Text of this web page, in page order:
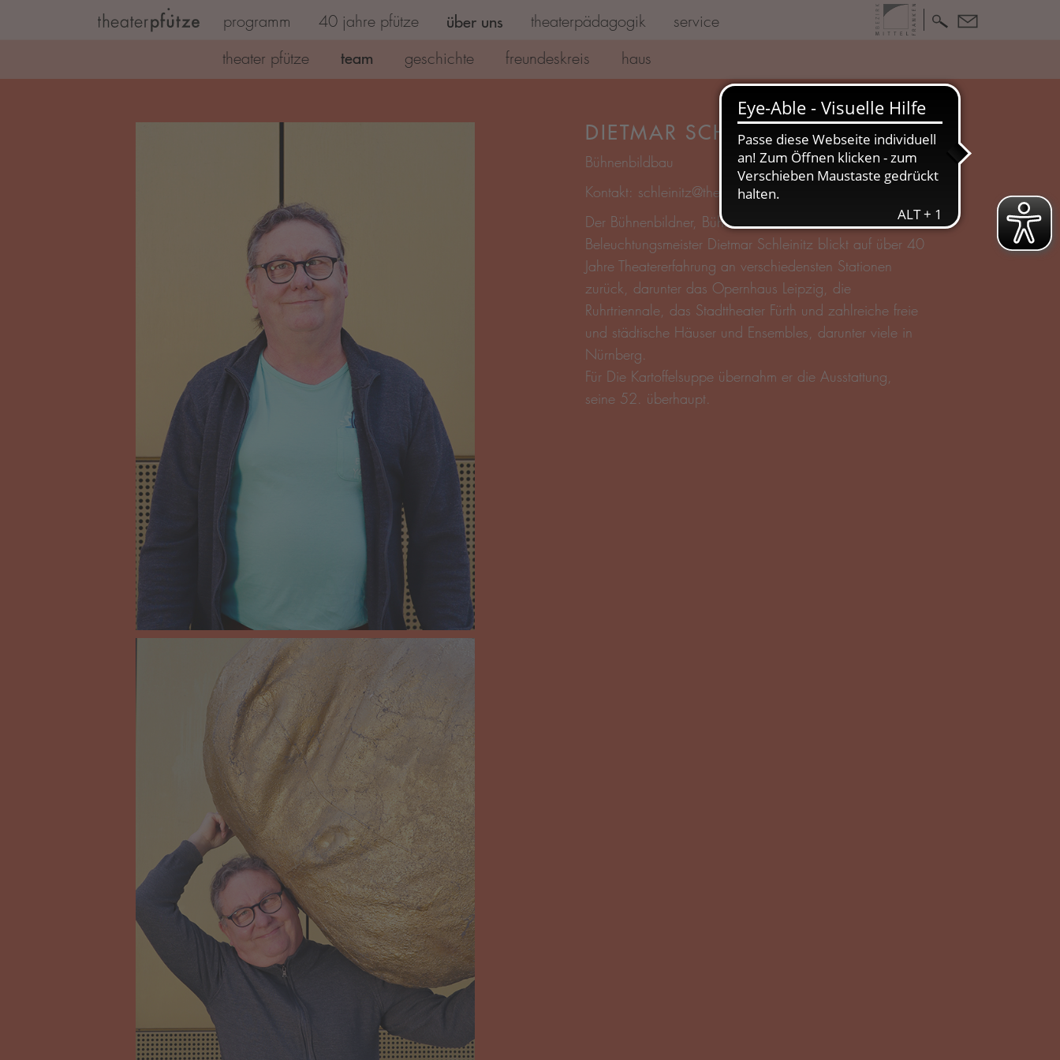
programm 40 jahre pfütze über uns theaterpädagogik
service
theater pfütze
team geschichte freundeskreis haus
DIETMAR SCHLEINITZ
Bühnenbildbau
Kontakt: schleinitz@theater-pfuetze.de
Der Bühnenbildner, Bühnenmeister, Bühnentechniker und
Beleuchtungsmeister Dietmar Schleinitz blickt auf über 40
Jahre Theatererfahrung an verschiedensten Stationen
zurück, darunter das Opernhaus Leipzig, die
Ruhrtriennale, das Stadttheater Fürth und zahlreiche freie
und städtische Häuser und Ensembles, darunter viele in
Nürnberg.
Für Die Kartoffelsuppe übernahm er die Ausstattung,
seine 52. überhaupt.